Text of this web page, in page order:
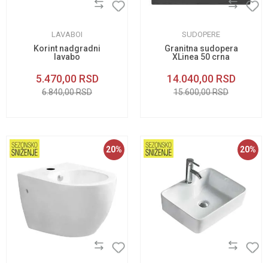
LAVABOI
Korint nadgradni
lavabo
5.470,00 RSD
6.840,00RSD
SUDOPERE
Granitna sudopera
XLinea 50 crna
14.040,00 RSD
15.600,00RSD
20% 20%